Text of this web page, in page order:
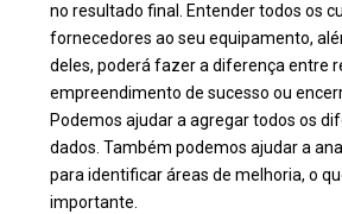
no resultado final. Entender todos os
fornecedores ao seu equipamento,
deles, poderá fazer a diferença entre
empreendimento de sucesso ou
Podemos ajudar a agregar todos os
dados. Também podemos ajudar a
para identificar áreas de melhoria, o
importante.